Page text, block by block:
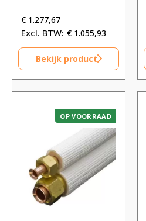
€ 1.344,92.€ 1.344,92.
€ 1.277,67
€ 1.055,93
Bekijk product
OP VOORRAAD